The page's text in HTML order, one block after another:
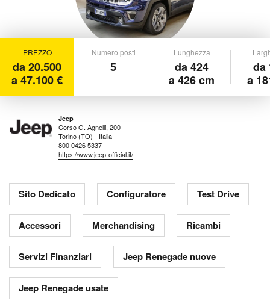
PREZZO
da 20.500
a 47.100 €
Numero posti
5
Lunghezza
da 424
a 426 cm
da
a
Jeep
Corso G. Agnelli, 200
Torino (TO) - Italia
800 0426 5337
https://www.jeep-official.it/
Sito Dedicato Configuratore Test Drive
Accessori Merchandising Ricambi
Servizi Finanziari Jeep Renegade nuove
Jeep Renegade usate